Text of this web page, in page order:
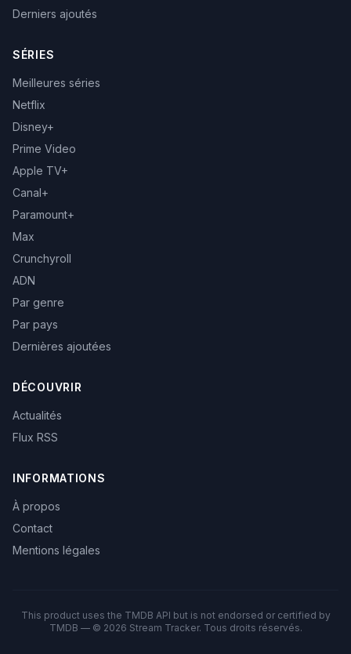
Derniers ajoutés
SÉRIES
Meilleures séries
Netflix
Disney+
Prime Video
Apple TV+
Canal+
Paramount+
Max
Crunchyroll
ADN
Par genre
Par pays
Dernières ajoutées
DÉCOUVRIR
Actualités
Flux RSS
INFORMATIONS
À propos
Contact
Mentions légales
This product uses the TMDB API but is not endorsed or certified by
TMDB — © 2026 Stream Tracker. Tous droits réservés.